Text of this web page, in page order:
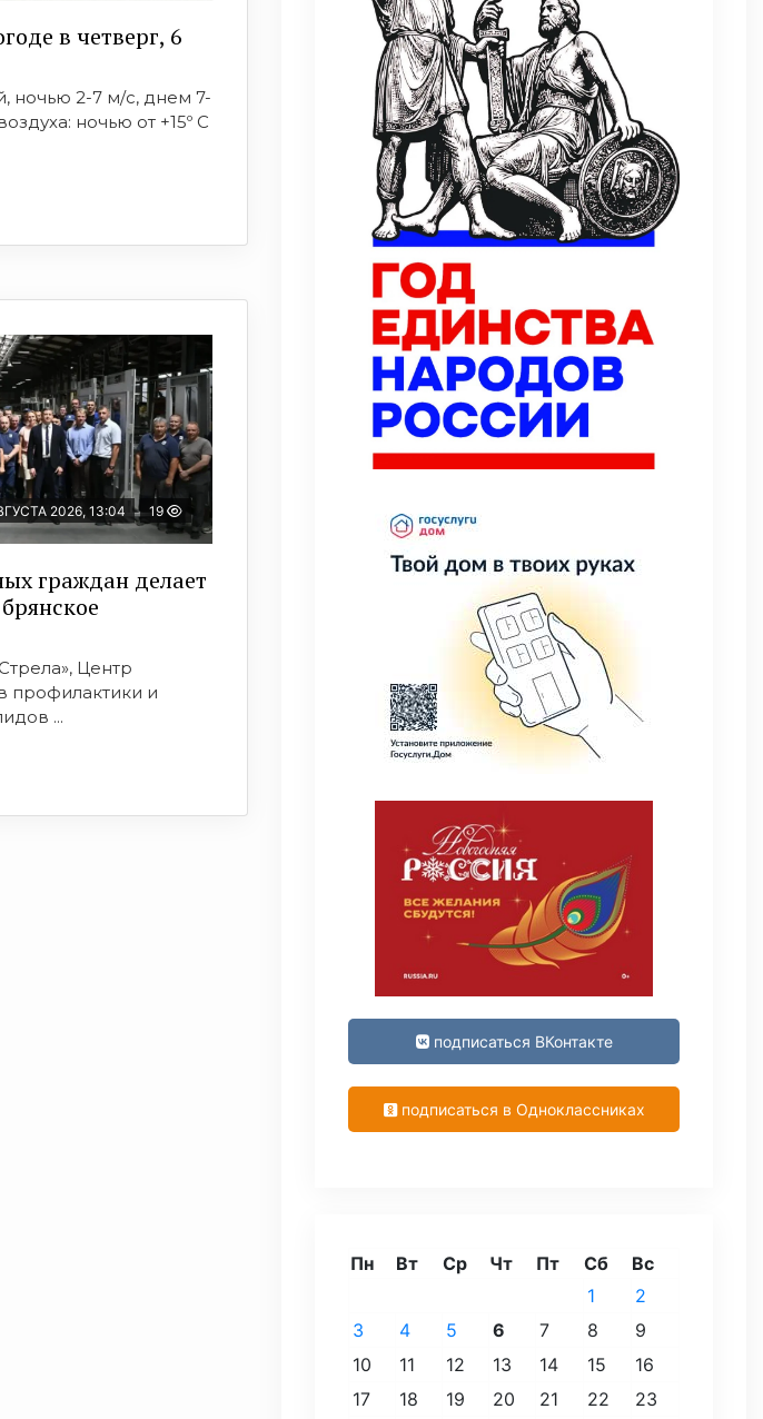
в четверг, 6
ночью 2-7 м/с, днем 7-
ночью от +15º C
2026, 13:04 19
граждан делает
Центр
профилактики и
...
подписаться ВКонтакте
подписаться в Одноклассниках
Пн Вт Ср Чт Пт Сб
Вс
1
2
3
4 5 6 7 8
9
10
11 12 13 14 15
16
17
18 19 20 21 22 23